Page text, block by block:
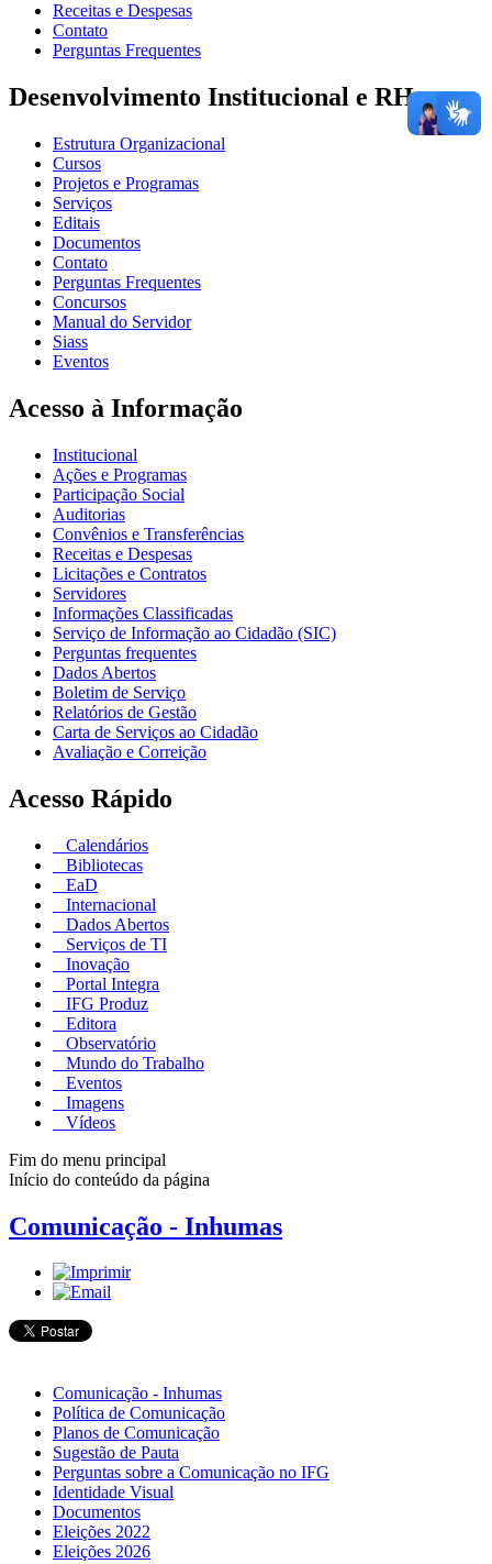
Receitas e Despesas
Contato
Perguntas Frequentes
Desenvolvimento Institucional e RH
Estrutura Organizacional
Cursos
Projetos e Programas
Serviços
Editais
Documentos
Contato
Perguntas Frequentes
Concursos
Manual do Servidor
Siass
Eventos
Acesso à Informação
Institucional
Ações e Programas
Participação Social
Auditorias
Convênios e Transferências
Receitas e Despesas
Licitações e Contratos
Servidores
Informações Classificadas
Serviço de Informação ao Cidadão (SIC)
Perguntas frequentes
Dados Abertos
Boletim de Serviço
Relatórios de Gestão
Carta de Serviços ao Cidadão
Avaliação e Correição
Acesso Rápido
Calendários
Bibliotecas
EaD
Internacional
Dados Abertos
Serviços de TI
Inovação
Portal Integra
IFG Produz
Editora
Observatório
Mundo do Trabalho
Eventos
Imagens
Vídeos
Fim do menu principal
Início do conteúdo da página
Comunicação - Inhumas
Comunicação - Inhumas
Política de Comunicação
Planos de Comunicação
Sugestão de Pauta
Perguntas sobre a Comunicação no IFG
Identidade Visual
Documentos
Eleições 2022
Eleições 2026